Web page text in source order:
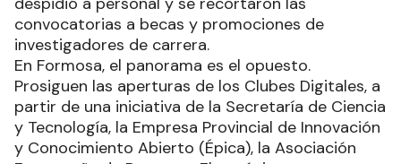
convocatorias a becas y promociones de
investigadores de carrera.
En Formosa, el panorama es el opuesto.
Prosiguen las aperturas de los Clubes Digitales, a
partir de una iniciativa de la Secretaría de Ciencia
y Tecnología, la Empresa Provincial de Innovación
y Conocimiento Abierto (Épica), la Asociación